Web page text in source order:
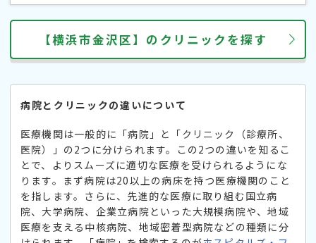
【横浜市金沢区】のクリニックを探す
病院とクリニックの違いについて
医療機関は一般的に「病院」と「クリニック（診療所、
医院）」の2つに分けられます。この2つの違いを知るこ
とで、よりスムーズに適切な医療を受けられるようにな
ります。まず病院は20以上の病床を持つ医療機関のこと
を指します。さらに、先進的な医療に取り組む国立病
院、大学病院、企業立病院といった大規模病院や、地域
医療を支える中核病院、地域密着型病院などの種類に分